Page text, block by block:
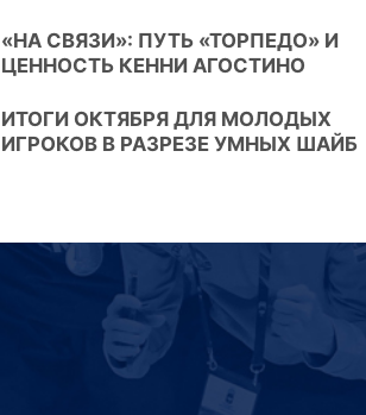
«НА СВЯЗИ»: ПУТЬ «ТОРПЕДО» И
ЦЕННОСТЬ КЕННИ АГОСТИНО
ИТОГИ ОКТЯБРЯ ДЛЯ МОЛОДЫХ
ИГРОКОВ В РАЗРЕЗЕ УМНЫХ ШАЙБ